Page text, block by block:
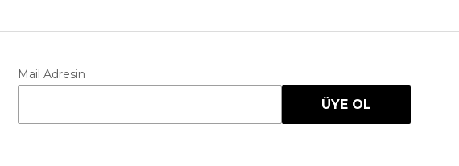
Mail Adresin
ÜYE OL